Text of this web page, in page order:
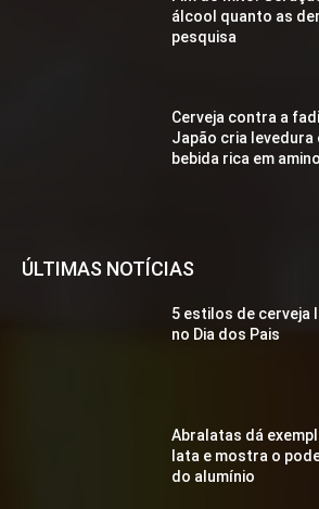
álcool quanto as
pesquisa
Cerveja contra a
Japão cria levedura
bebida rica em
ÚLTIMAS NOTÍCIAS
5 estilos de cerveja
no Dia dos Pais
Abralatas dá
lata e mostra o
do alumínio